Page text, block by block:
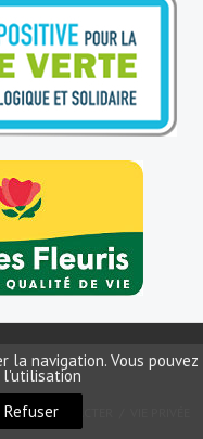
NOUS CONTACTER
la navigation. Vous pouvez
l'utilisation
Refuser